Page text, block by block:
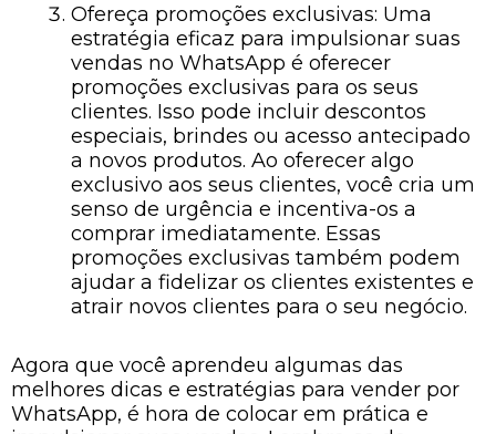
Ofereça promoções exclusivas: Uma
estratégia eficaz para impulsionar suas
vendas no WhatsApp é oferecer
promoções exclusivas para os seus
clientes. Isso pode incluir descontos
especiais, brindes ou acesso antecipado
a novos produtos. Ao oferecer algo
exclusivo aos seus clientes, você cria um
senso de urgência e incentiva-os a
comprar imediatamente. Essas
promoções exclusivas também podem
ajudar a fidelizar os clientes existentes e
atrair novos clientes para o seu negócio.
Agora que você aprendeu algumas das
melhores dicas e estratégias para vender por
WhatsApp, é hora de colocar em prática e